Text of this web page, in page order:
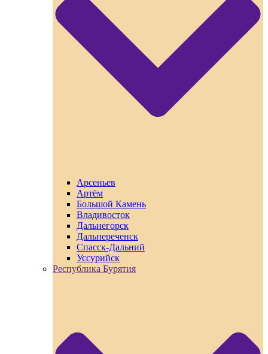
Арсеньев
Артём
Большой Камень
Владивосток
Дальнегорск
Дальнереченск
Спасск-Дальний
Уссурийск
Республика Бурятия